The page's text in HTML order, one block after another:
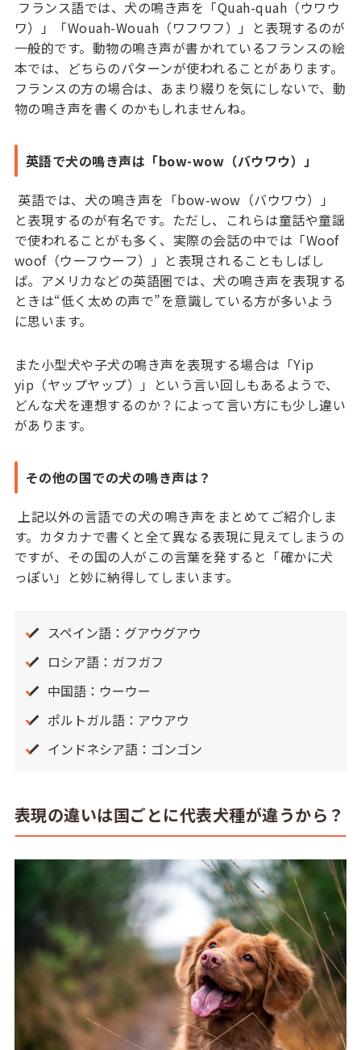
フランス語では、犬の鳴き声を「Quah-quah（ウワウ
ワ）」「Wouah-Wouah（ワフワフ）」と表現するのが
一般的です。動物の鳴き声が書かれているフランスの絵
本では、どちらのパターンが使われることがあります。
フランスの方の場合は、あまり綴りを気にしないで、動
物の鳴き声を書くのかもしれませんね。
英語で犬の鳴き声は「bow-wow（バウワウ）」
英語では、犬の鳴き声を「bow-wow（バウワウ）」
と表現するのが有名です。ただし、これらは童話や童謡
で使われることがも多く、実際の会話の中では「Woof
woof（ウーフウーフ）」と表現されることもしばし
ば。アメリカなどの英語圏では、犬の鳴き声を表現する
ときは“低く太めの声で”を意識している方が多いよう
に思います。
また小型犬や子犬の鳴き声を表現する場合は「Yip
yip（ヤップヤップ）」という言い回しもあるようで、
どんな犬を連想するのか？によって言い方にも少し違い
があります。
その他の国での犬の鳴き声は？
上記以外の言語での犬の鳴き声をまとめてご紹介しま
す。カタカナで書くと全て異なる表現に見えてしまうの
ですが、その国の人がこの言葉を発すると「確かに犬
っぽい」と妙に納得してしまいます。
スペイン語：グアウグアウ
ロシア語：ガフガフ
中国語：ウーウー
ポルトガル語：アウアウ
インドネシア語：ゴンゴン
表現の違いは国ごとに代表犬種が違うから？